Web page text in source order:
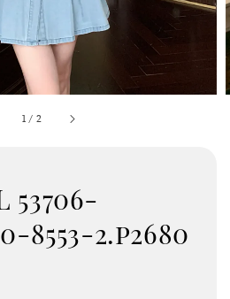
1 / 2
53706-
8553-2.p2680